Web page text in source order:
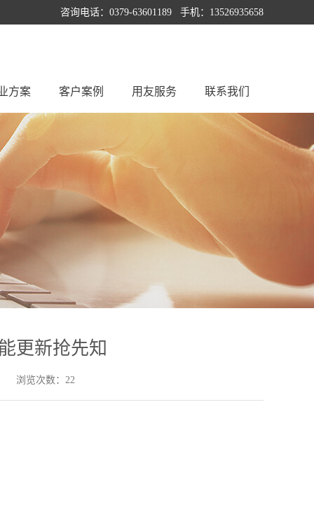
咨询电话：0379-63601189 手机：13526935658
方案 客户案例 用友服务 联系我们
更新抢先知
浏览次数：22